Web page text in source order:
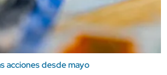
acciones desde mayo